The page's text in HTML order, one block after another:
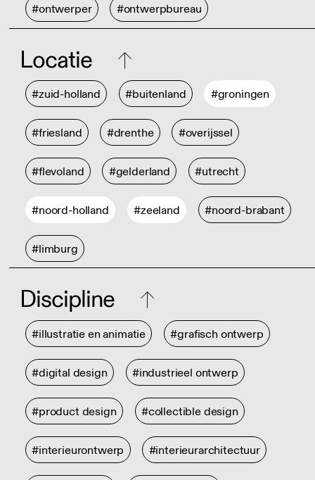
#ontwerper #ontwerpbureau
Locatie
#zuid-holland #buitenland #groningen
#friesland #drenthe #overijssel
#flevoland #gelderland #utrecht
#noord-holland #zeeland #noord-brabant
#limburg
Discipline
#illustratie en animatie #grafisch ontwerp
#digital design #industrieel ontwerp
#product design #collectible design
#interieurontwerp #interieurarchitectuur